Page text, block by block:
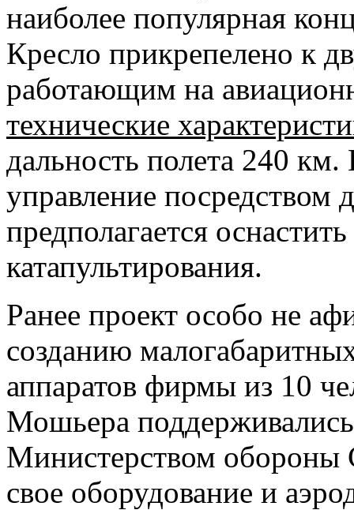
наиболее популярная
Кресло прикрепелено к
работающим на
технические
дальность полета 240 км.
управление посредством
предполагается
катапультирования.
Ранее проект особо не
созданию
аппаратов фирмы из 10
Мошьера
Министерством
свое оборудование и